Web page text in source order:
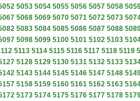
5053 5054 5055 5056 5057 5058
5068 5069 5070 5071 5072 5073
5083 5084 5085 5086 5087 5088
5098 5099 5100 5101 5102 5103
5113 5114 5115 5116 5117 5118 5119
5128 5129 5130 5131 5132 5133
5143 5144 5145 5146 5147 5148
5158 5159 5160 5161 5162 5163
5173 5174 5175 5176 5177 5178